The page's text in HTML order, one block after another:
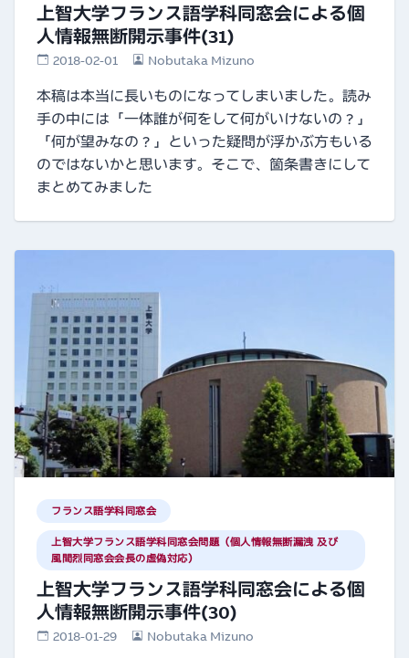
上智大学フランス語学科同窓会による個
人情報無断開示事件(31)
2018-02-01 Nobutaka Mizuno
本稿は本当に長いものになってしまいました。読み
手の中には「一体誰が何をして何がいけないの？」
「何が望みなの？」といった疑問が浮かぶ方もいる
のではないかと思います。そこで、箇条書きにして
まとめてみました
フランス語学科同窓会
上智大学フランス語学科同窓会問題（個人情報無断漏洩 及び
風間烈同窓会会長の虚偽対応）
上智大学フランス語学科同窓会による個
人情報無断開示事件(30)
2018-01-29 Nobutaka Mizuno